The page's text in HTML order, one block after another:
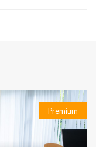
Premium